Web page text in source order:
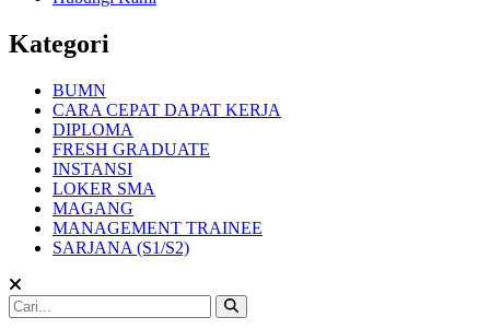
Kategori
BUMN
CARA CEPAT DAPAT KERJA
DIPLOMA
FRESH GRADUATE
INSTANSI
LOKER SMA
MAGANG
MANAGEMENT TRAINEE
SARJANA (S1/S2)